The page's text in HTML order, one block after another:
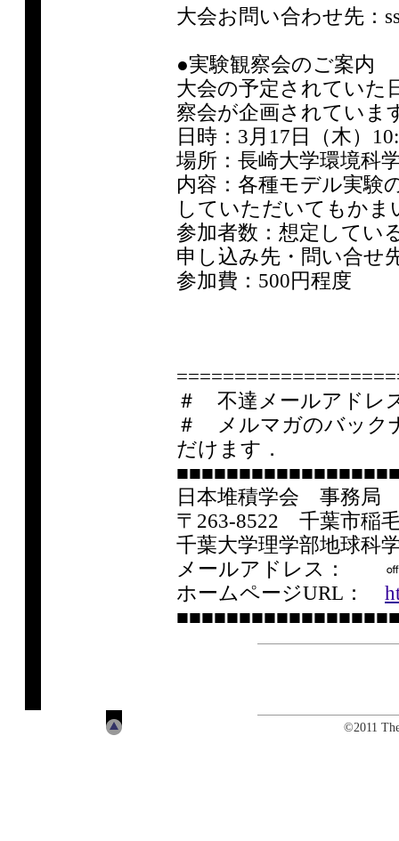
大会お問い合わせ先：
●実験観察会のご案内
大会の予定されていた
察会が企画されていま
日時：3月17日（木）
場所：長崎大学環境科
内容：各種モデル実験
していただいてもかま
参加者数：想定してい
申し込み先・問い合せ
参加費：500円程度
＃ 不達メールアドレ
＃ メルマガのバック
だけます．
日本堆積学会 事務局
〒263-8522 千葉市稲
千葉大学理学部地球科
メールアドレス：
ホームページURL：
©2011